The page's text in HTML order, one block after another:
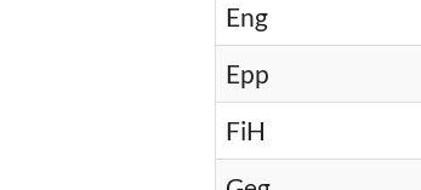
Eng
Epp
FiH